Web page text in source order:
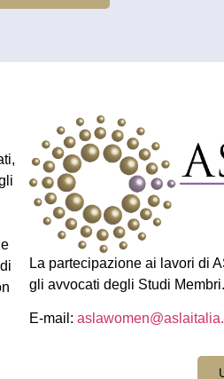
La partecipazione ai lavori di
gli avvocati degli Studi Membri.
E-mail: